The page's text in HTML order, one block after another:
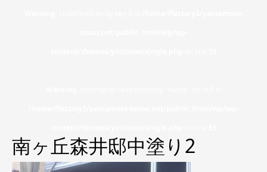
南ヶ丘森井邸中塗り2